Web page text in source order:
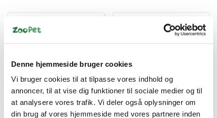
Denne hjemmeside bruger cookies
Vi bruger cookies til at tilpasse vores indhold og
annoncer, til at vise dig funktioner til sociale medier og til
at analysere vores trafik. Vi deler også oplysninger om
din brug af vores hjemmeside med vores partnere inden
85004030
Ræv L
Spar 50%
85004221
Warm bear med pose til
microovn